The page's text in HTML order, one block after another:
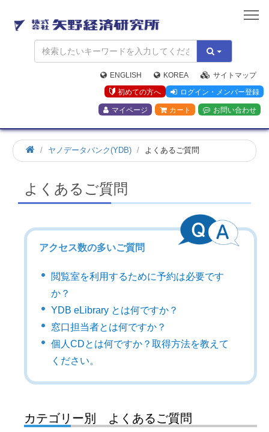
矢
野
経
済
研
究
所
ENGLISH KOREA
サイトマップ
初めての方へ
ログイン・メンバー登録
マイページ カート お問い合わせ
ヤノデータバンク(YDB) よくあるご質問
よくあるご質問
アクセス数の多いご質問
閲覧室を利用するために予約は必要です
か？
YDB eLibrary とは何ですか？
窓口担当者とは何ですか？
個人CDとは何ですか？取得方法を教えて
ください。
カテゴリー別 よくあるご質問